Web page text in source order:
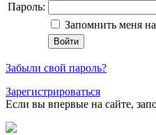
Пароль:
Запомнить меня
Забыли свой пароль?
Зарегистрироваться
Если вы впервые на сайте,